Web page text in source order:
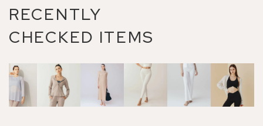
RECENTLY
CHECKED ITEMS